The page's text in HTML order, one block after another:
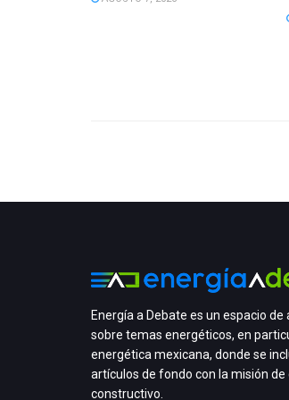
Energía a Debate es un espacio de
sobre temas energéticos, en
energética mexicana, donde se
artículos de fondo con la misión
constructivo.